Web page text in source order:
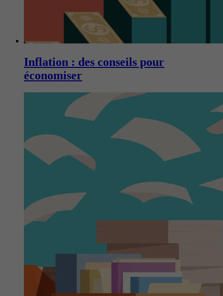
Inflation : des conseils pour
économiser